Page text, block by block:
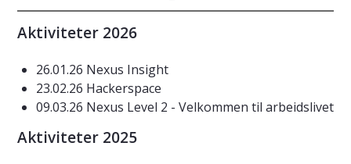
Aktiviteter 2026
26.01.26 Nexus Insight
23.02.26 Hackerspace
09.03.26 Nexus Level 2 - Velkommen til arbeidslivet
Aktiviteter 2025